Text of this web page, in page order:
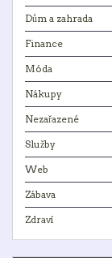
Dům a zahrada
Finance
Móda
Nákupy
Nezařazené
Služby
Web
Zábava
Zdraví